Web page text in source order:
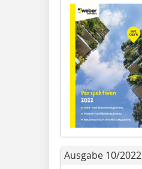
Ausgabe 10/2022